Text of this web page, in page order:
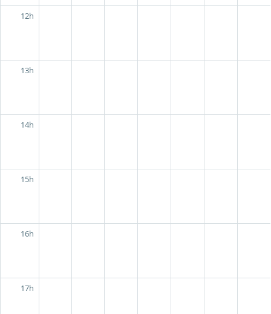
12h
13h
14h
15h
16h
17h